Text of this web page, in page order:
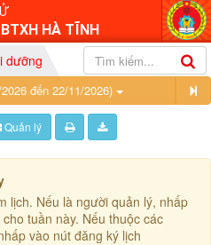
HÀ TĨNH
dưỡng
đến 22/11/2026)
Quản lý
lịch. Nếu là người quản lý, nhấp
tuần này. Nếu thuộc các
vào nút đăng ký lịch